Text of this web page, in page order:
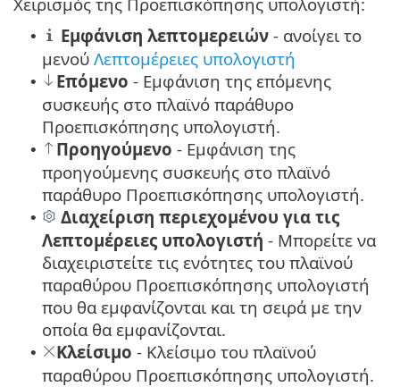
• Εμφάνιση λεπτομερειών - ανοίγει το
μενού Λεπτομέρειες υπολογιστή
• Επόμενο - Εμφάνιση της επόμενης
συσκευής στο πλαϊνό παράθυρο
Προεπισκόπησης υπολογιστή.
• Προηγούμενο - Εμφάνιση της
προηγούμενης συσκευής στο πλαϊνό
παράθυρο Προεπισκόπησης υπολογιστή.
•
Διαχείριση περιεχομένου για τις
Λεπτομέρειες υπολογιστή - Μπορείτε να
διαχειριστείτε τις ενότητες του πλαϊνού
παραθύρου Προεπισκόπησης υπολογιστή
που θα εμφανίζονται και τη σειρά με την
οποία θα εμφανίζονται.
• Κλείσιμο - Κλείσιμο του πλαϊνού
παραθύρου Προεπισκόπησης υπολογιστή.